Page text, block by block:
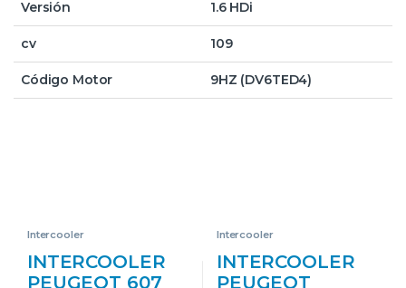
Versión 1.6 HDi
cv 109
Código Motor 9HZ (DV6TED4)
Intercooler
INTERCOOLER
PEUGEOT 607
Intercooler
INTERCOOLER
PEUGEOT